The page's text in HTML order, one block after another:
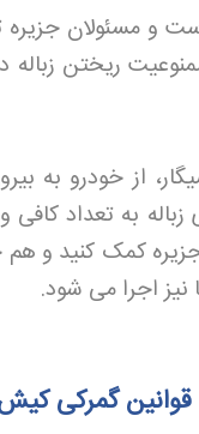
و مسئولان
ریختن زباله
از خودرو به
به تعداد کافی
کمک کنید و هم
نیز اجرا می شود.
قوانین گمرکی